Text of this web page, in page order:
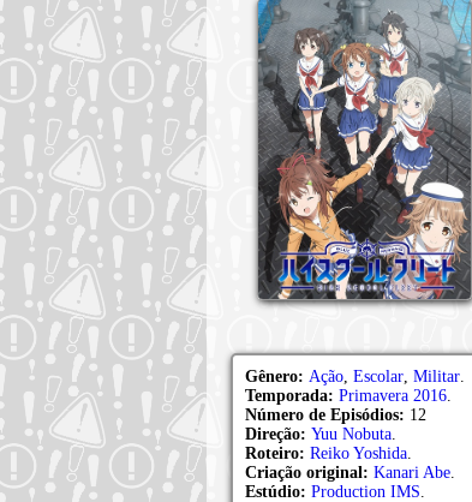
Gênero: Ação, Escolar, Militar.
Temporada: Primavera 2016.
Número de Episódios: 12
Direção: Yuu Nobuta.
Roteiro: Reiko Yoshida.
Criação original: Kanari Abe.
Estúdio: Production IMS.